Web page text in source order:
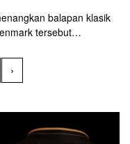
balapan klasik
tersebut
Cycling) dalam adu
Minggu (11/10)
›